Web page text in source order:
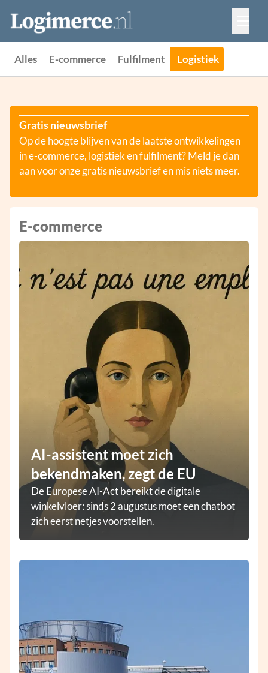
Vacatures
Events
Alles E-commerce Fulfilment Logistiek
Gratis nieuwsbrief
Op de hoogte blijven van de laatste ontwikkelingen
in e-commerce, logistiek en fulfilment? Meld je dan
aan voor onze gratis nieuwsbrief en mis niets meer.
E-commerce
AI-assistent moet zich
bekendmaken, zegt de EU
De Europese AI-Act bereikt de digitale
winkelvloer: sinds 2 augustus moet een chatbot
zich eerst netjes voorstellen.